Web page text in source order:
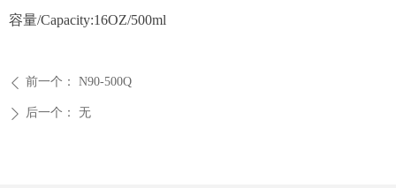
容量/Capacity:16OZ/500ml
ꄴ 前一个： N90-500Q
ꄲ 后一个： 无